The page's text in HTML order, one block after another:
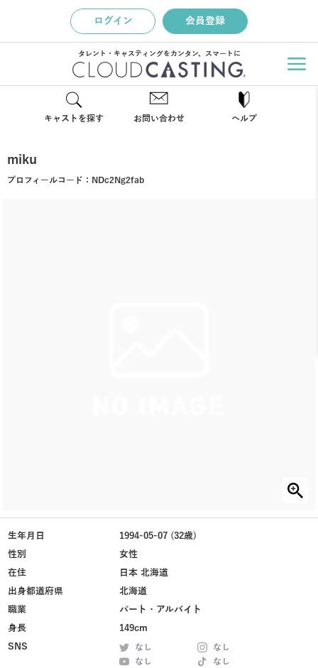
ログイン 会員登録
タレント・キャスティングをカンタン、スマートに
キャストを探す お問い合わせ ヘルプ
miku
プロフィールコード： NDc2Ng2fab
生年月日
1994-05-07 (32歳)
性別
女性
在住
日本 北海道
出身都道府県
北海道
職業
パート・アルバイト
身長
149cm
SNS
なし
なし
なし
なし